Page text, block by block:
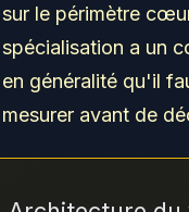
sur le périmètre
spécialisation a un
en généralité qu'il
mesurer avant de